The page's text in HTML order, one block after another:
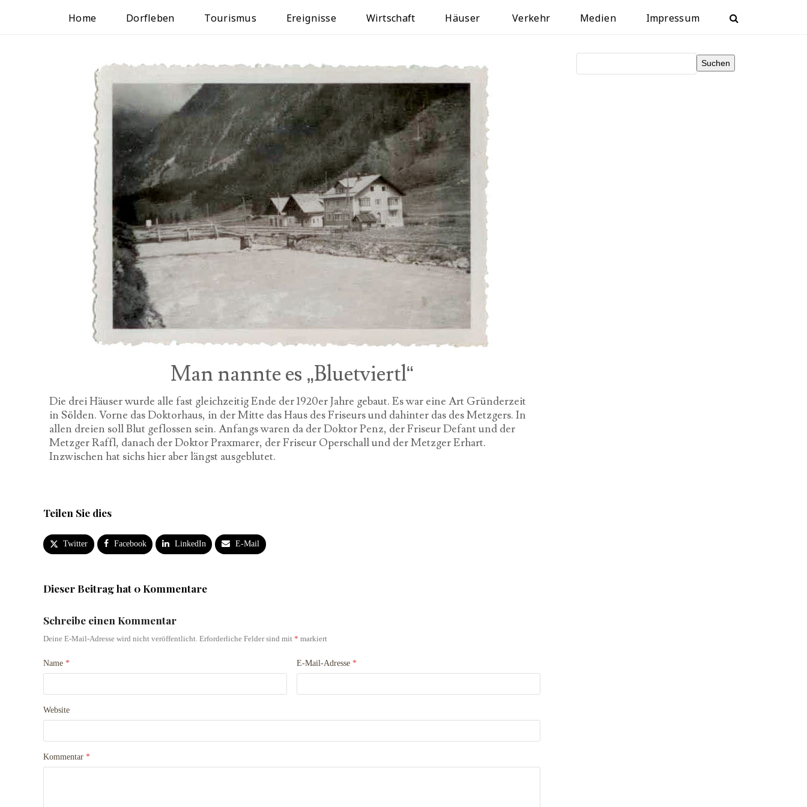
Home Dorfleben Tourismus Ereignisse Wirtschaft Häuser Verkehr Medien Impressum
Man nannte es „Bluetviertl“
Die drei Häuser wurde alle fast gleichzeitig Ende der 1920er Jahre gebaut. Es war eine Art Gründerzeit
in Sölden. Vorne das Doktorhaus, in der Mitte das Haus des Friseurs und dahinter das des Metzgers. In
allen dreien soll Blut geflossen sein. Anfangs waren da der Doktor Penz, der Friseur Defant und der
Metzger Raffl, danach der Doktor Praxmarer, der Friseur Operschall und der Metzger Erhart.
Inzwischen hat sichs hier aber längst ausgeblutet.
Teilen Sie dies
Twitter Facebook LinkedIn E-Mail
Dieser Beitrag hat 0 Kommentare
Schreibe einen Kommentar
Deine E-Mail-Adresse wird nicht veröffentlicht. Erforderliche Felder sind mit * markiert
Name * E-Mail-Adresse*
Website
Kommentar *
Suchen